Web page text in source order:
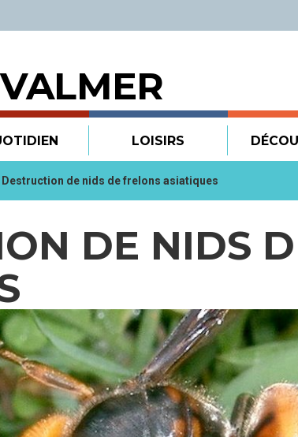
LOISIRS
Destruction de nids de frelons asiatiques
DE NIDS